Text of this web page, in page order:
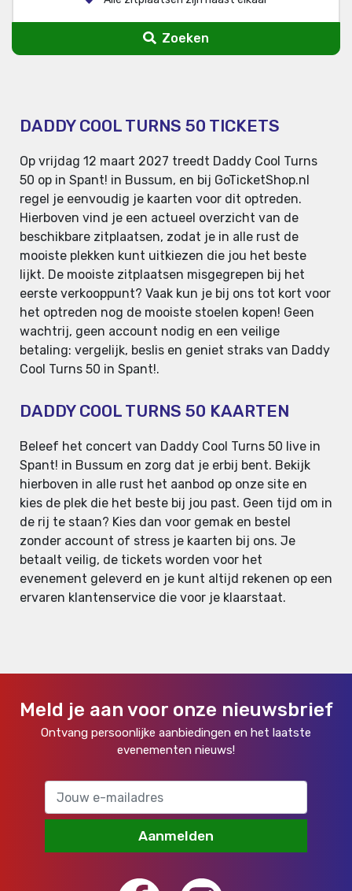
Zoeken
DADDY COOL TURNS 50 TICKETS
Op vrijdag 12 maart 2027 treedt Daddy Cool Turns
50 op in Spant! in Bussum, en bij GoTicketShop.nl
regel je eenvoudig je kaarten voor dit optreden.
Hierboven vind je een actueel overzicht van de
beschikbare zitplaatsen, zodat je in alle rust de
mooiste plekken kunt uitkiezen die jou het beste
lijkt. De mooiste zitplaatsen misgegrepen bij het
eerste verkooppunt? Vaak kun je bij ons tot kort voor
het optreden nog de mooiste stoelen kopen! Geen
wachtrij, geen account nodig en een veilige
betaling: vergelijk, beslis en geniet straks van Daddy
Cool Turns 50 in Spant!.
DADDY COOL TURNS 50 KAARTEN
Beleef het concert van Daddy Cool Turns 50 live in
Spant! in Bussum en zorg dat je erbij bent. Bekijk
hierboven in alle rust het aanbod op onze site en
kies de plek die het beste bij jou past. Geen tijd om in
de rij te staan? Kies dan voor gemak en bestel
zonder account of stress je kaarten bij ons. Je
betaalt veilig, de tickets worden voor het
evenement geleverd en je kunt altijd rekenen op een
ervaren klantenservice die voor je klaarstaat.
Meld je aan voor onze nieuwsbrief
Ontvang persoonlijke aanbiedingen en het laatste
evenementen nieuws!
Aanmelden